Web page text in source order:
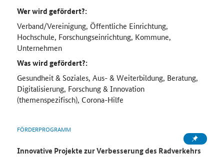
Wer wird gefördert?:
Verband/Vereinigung, Öffentliche Einrichtung,
Hochschule, Forschungseinrichtung, Kommune,
Unternehmen
Was wird gefördert?:
Gesundheit & Soziales, Aus- & Weiterbildung, Beratung,
Digitalisierung, Forschung & Innovation
(themenspezifisch), Corona-Hilfe
FÖRDERPROGRAMM
Innovative Projekte zur Verbesserung des Radverkehrs